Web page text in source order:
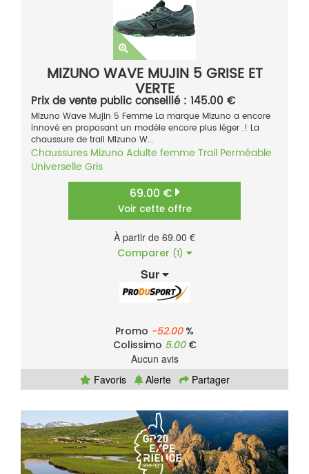
MIZUNO WAVE MUJIN 5 GRISE ET
VERTE
Prix de vente public conseillé : 145.00 €
Mizuno Wave Mujin 5 Femme La marque Mizuno a encore
innové en proposant un modèle encore plus léger .! La
chaussure de trail Mizuno W...
Chaussures MizunoAdulte femme Trail Perméable
Universelle Gris
69.00 €
Voir cette offre
À partir de 69.00 €
Comparer (1)
Sur
Promo -52.00%
Colissimo 5.00€
Aucun avis
Favoris
Alerte Partager